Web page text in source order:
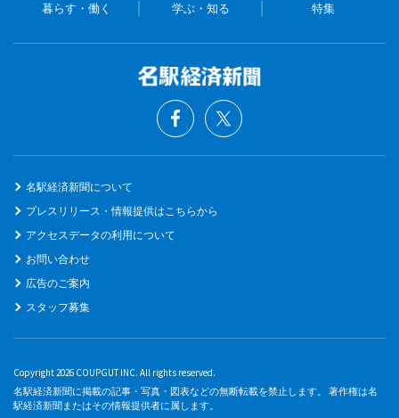
暮らす・働く 学ぶ・知る 特集
名駅経済新聞について
プレスリリース・情報提供はこちらから
アクセスデータの利用について
お問い合わせ
広告のご案内
スタッフ募集
Copyright 2026 COUPGUT INC. All rights reserved.
名駅経済新聞に掲載の記事・写真・図表などの無断転載を禁止します。 著作権は名
駅経済新聞またはその情報提供者に属します。